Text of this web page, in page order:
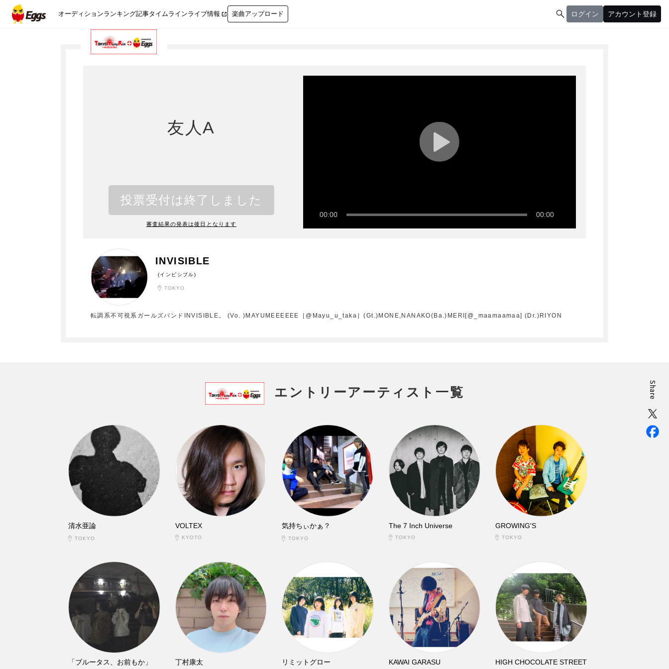
オーディションランキング記事タイムラインライブ情報  楽曲アップロード  ログイン アカウント登録
00:00 00:00
友人A
投票受付は終了しました
審査結果の発表は後日となります
INVISIBLE
(インビシブル)
TOKYO
転調系不可視系ガールズバンドINVISIBLE。 (Vo. )MAYUMEEEEEE［@Mayu_u_taka］(Gt.)MONE,NANAKO(Ba.)MERI[@_maamaamaa] (Dr.)RIYON
エントリーアーティスト一覧
清水亜論
TOKYO
VOLTEX
KYOTO
気持ちぃかぁ？
TOKYO
The 7 Inch Universe
TOKYO
GROWING'S
TOKYO
「ブルータス、お前もか」 丁村康太 リミットグロー KAWAI GARASU HIGH CHOCOLATE STREET